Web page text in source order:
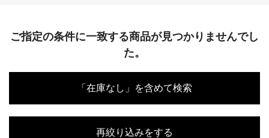
ご指定の条件に一致する商品が見つかりませんでし
た。
「在庫なし」を含めて検索
再絞り込みをする